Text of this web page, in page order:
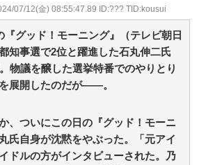
修羅場”短編集！
堂、熊本に5000万円寄付 / 5chまとめ
(8/6 12:43)
た女子高生4人組がエモすぎると話題
合
NEW! (8/6 12:40)
通に読んでたけど…今思うととんでも
漫画 / 5chまとめMAP(総合) NEW!
(8/6
07/12(金) 08:55:47.89 ID:??? TID:kousui
『グッド！モーニング』（テレビ朝日
知事選で2位と躍進した石丸伸二氏
。物議を醸した選挙特番でのやりとり
展開したのだが――。
、ついにこの日の『グッド！モーニ
氏自身が沈黙をやぶった。「元アイ
ドルの方がインタビューされた。乃